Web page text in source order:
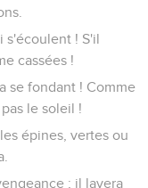
ma vie, des
-non pour ma
!
et se préparent ;
! réveille-toi
envers aucun